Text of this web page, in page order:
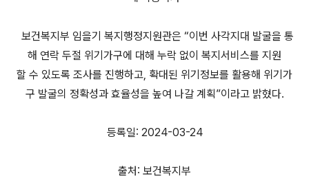
보건복지부 임을기 복지행정지원관은 “이번 사각지대 발굴을 통
해 연락 두절 위기가구에 대해 누락 없이 복지서비스를 지원
할 수 있도록 조사를 진행하고, 확대된 위기정보를 활용해 위기가
구 발굴의 정확성과 효율성을 높여 나갈 계획”이라고 밝혔다.
등록일: 2024-03-24
출처: 보건복지부